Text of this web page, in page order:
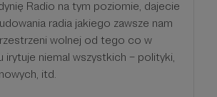
Radio na tym poziomie, dajecie
radia jakiego zawsze nam
wolnej od tego co w
irytuje niemal wszystkich – polityki,
itd.